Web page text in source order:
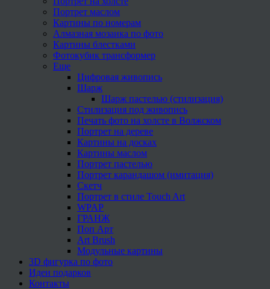
Портрет маслом
Картины по номерам
Алмазная мозаика по фото
Картины блестками
Фотокубик трансформер
Еще
Цифровая живопись
Шарж
Шарж пастелью (стилизация)
Стилизация под живопись
Печать фото на холсте в Волжском
Портрет на дереве
Картины на досках
Картины маслом
Портрет пастелью
Портрет карандашом (имитация)
Скетч
Портрет в стиле Touch Art
WPAP
ГРАНЖ
Поп Арт
Art Brush
Модульные картины
3D фигурка по фото
Идеи подарков
Контакты